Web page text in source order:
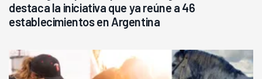
destaca la iniciativa que ya reúne a 46
establecimientos en Argentina